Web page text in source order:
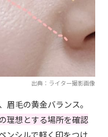
出典：ライター撮影画像
毛の黄金バランス。
理想とする場所を確認